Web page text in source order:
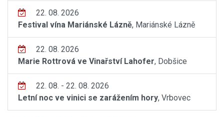
22. 08. 2026
Festival vína Mariánské Lázně, Mariánské Lázně
22. 08. 2026
Marie Rottrová ve Vinařství Lahofer, Dobšice
22. 08. - 22. 08. 2026
Letní noc ve vinici se zarážením hory, Vrbovec